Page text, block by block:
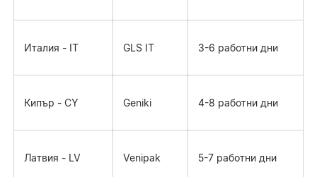
Италия - IT GLS IT 3-6 работни дни
Кипър - CY Geniki 4-8 работни дни
Латвия - LV Venipak 5-7 работни дни